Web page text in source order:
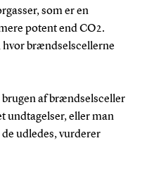
som er en
potent end CO2.
hvor brændselscellerne
af brændselsceller
undtagelser, eller man
udledes, vurderer